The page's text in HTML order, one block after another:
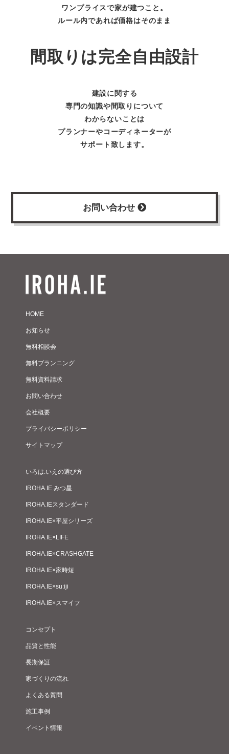
ワンプライスで家が建つこと。
ルール内であれば価格はそのまま
間取りは完全自由設計
建設に関する
専門の知識や間取りについて
わからないことは
プランナーやコーディネーターが
サポート致します。
お問い合わせ
HOME
お知らせ
無料相談会
無料プランニング
無料資料請求
お問い合わせ
会社概要
プライバシーポリシー
サイトマップ
いろは.いえの選び方
IROHA.IE みつ星
IROHA.IEスタンダード
IROHA.IE×平屋シリーズ
IROHA.IE×LIFE
IROHA.IE×CRASHGATE
IROHA.IE×家時短
IROHA.IE×su:iji
IROHA.IE×スマイフ
コンセプト
品質と性能
長期保証
家づくりの流れ
よくある質問
施工事例
イベント情報